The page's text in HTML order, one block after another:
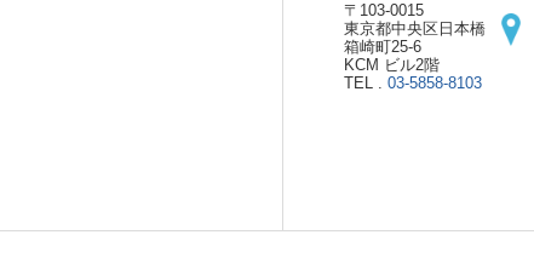
〒103-0015
東京都中央区日本橋
箱崎町25-6
KCM ビル2階
TEL . 03-5858-8103